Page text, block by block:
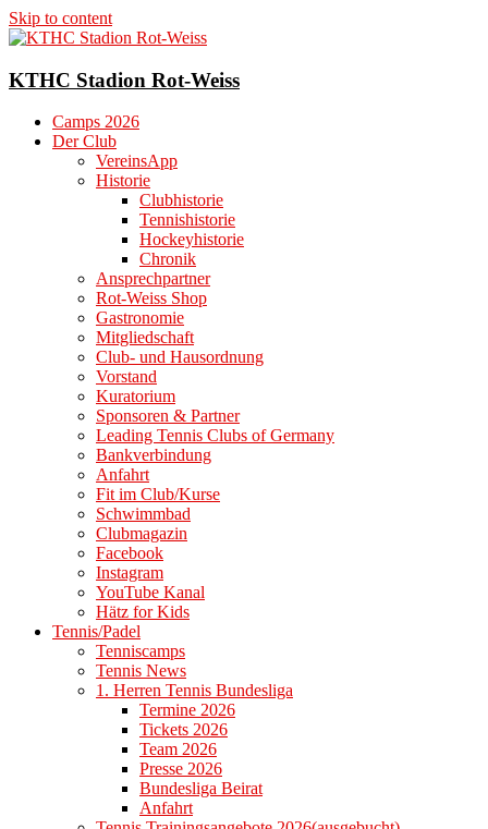
Skip to content
KTHC Stadion Rot-Weiss
Camps 2026
Der Club
VereinsApp
Historie
Clubhistorie
Tennishistorie
Hockeyhistorie
Chronik
Ansprechpartner
Rot-Weiss Shop
Gastronomie
Mitgliedschaft
Club- und Hausordnung
Vorstand
Kuratorium
Sponsoren & Partner
Leading Tennis Clubs of Germany
Bankverbindung
Anfahrt
Fit im Club/Kurse
Schwimmbad
Clubmagazin
Facebook
Instagram
YouTube Kanal
Hätz for Kids
Tennis/Padel
Tenniscamps
Tennis News
1. Herren Tennis Bundesliga
Termine 2026
Tickets 2026
Team 2026
Presse 2026
Bundesliga Beirat
Anfahrt